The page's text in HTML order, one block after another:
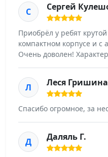
С Сергей
Приобрëл у ребят
компактном корпусе и с
Очень доволен!
Л Леся Гришина
Спасибо огромное, за
Д Даляль Г.